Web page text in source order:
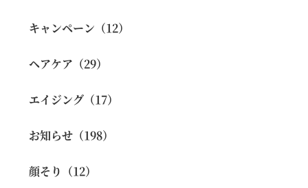
キャンペーン（12）
ヘアケア（29）
エイジング（17）
お知らせ（198）
顔そり（12）